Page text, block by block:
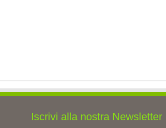
Iscrivi alla nostra Newsletter